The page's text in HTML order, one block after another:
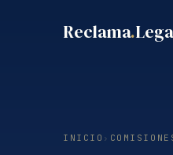
Reclama.
INICIO ›